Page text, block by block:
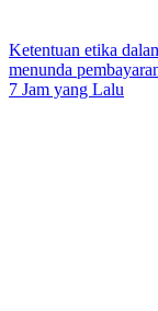
Ketentuan etika
menunda
7 Jam yang Lalu